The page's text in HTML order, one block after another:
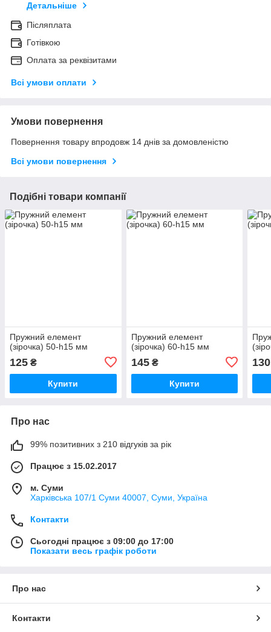
Детальніше
Післяплата
Готівкою
Оплата за реквізитами
Всі умови оплати
Умови повернення
Повернення товару впродовж 14 днів за домовленістю
Всі умови повернення
Подібні товари компанії
Пружний елемент
(зірочка) 50-h15 мм
125 ₴
Купити
Пружний елемент
(зірочка) 60-h15 мм
145₴
Купити
130
Про нас
99% позитивних з 210 відгуків за рік
Працює з 15.02.2017
м. Суми
Харківська 107/1 Суми 40007, Суми, Україна
Контакти
Сьогодні працює з 09:00 до 17:00
Показати весь графік роботи
Про нас
Контакти